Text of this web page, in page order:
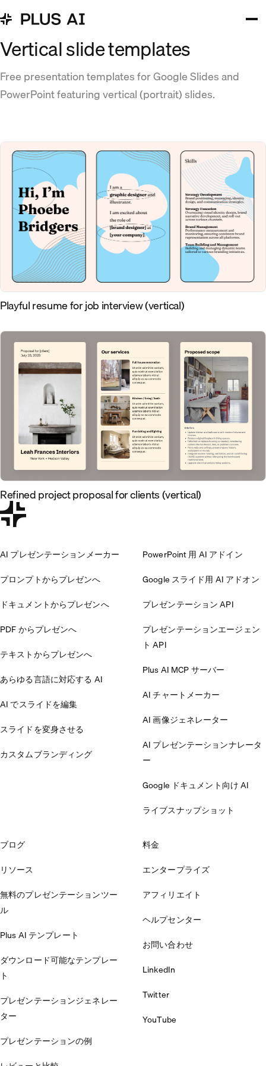
Vertical slide templates
Free presentation templates for Google Slides and
PowerPoint featuring vertical (portrait) slides.
Playful resume for job interview (vertical)
Refined project proposal for clients (vertical)
AI プレゼンテーションメーカー
プロンプトからプレゼンへ
ドキュメントからプレゼンへ
PDF からプレゼンへ
テキストからプレゼンへ
あらゆる言語に対応する AI
AI でスライドを編集
スライドを変身させる
カスタムブランディング
PowerPoint 用 AI アドイン
Google スライド用 AI アドオン
プレゼンテーション API
プレゼンテーションエージェン
ト API
Plus AI MCP サーバー
AI チャートメーカー
AI 画像ジェネレーター
AI プレゼンテーションナレータ
ー
Google ドキュメント向け AI
ライブスナップショット
ブログ
リソース
無料のプレゼンテーションツー
ル
Plus AI テンプレート
ダウンロード可能なテンプレー
ト
プレゼンテーションジェネレー
ター
プレゼンテーションの例
料金
エンタープライズ
アフィリエイト
ヘルプセンター
お問い合わせ
LinkedIn
Twitter
YouTube